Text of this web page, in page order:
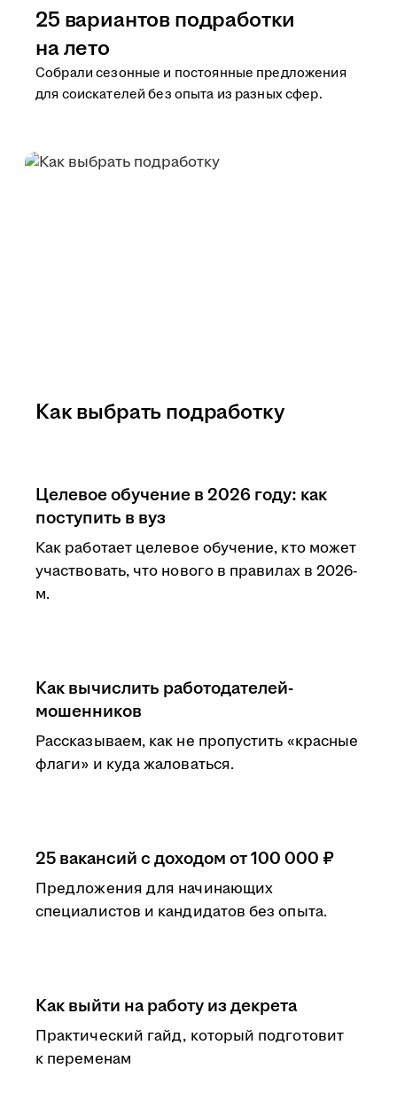
25 вариантов подработки
на лето
Собрали сезонные и постоянные предложения
для соискателей без опыта из разных сфер.
Как выбрать подработку
Целевое обучение в 2026 году: как
поступить в вуз
Как работает целевое обучение, кто может
участвовать, что нового в правилах в 2026-
м.
Как вычислить работодателей-
мошенников
Рассказываем, как не пропустить «красные
флаги» и куда жаловаться.
25 вакансий с доходом от 100 000 ₽
Предложения для начинающих
специалистов и кандидатов без опыта.
Как выйти на работу из декрета
Практический гайд, который подготовит
к переменам